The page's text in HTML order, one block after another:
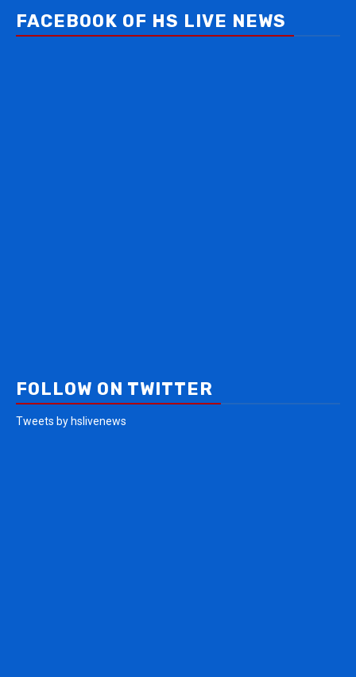
FACEBOOK OF HS LIVE NEWS
FOLLOW ON TWITTER
Tweets by hslivenews